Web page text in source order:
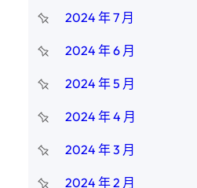
2024 年 7 月
2024 年 6 月
2024 年 5 月
2024 年 4 月
2024 年 3 月
2024 年 2 月